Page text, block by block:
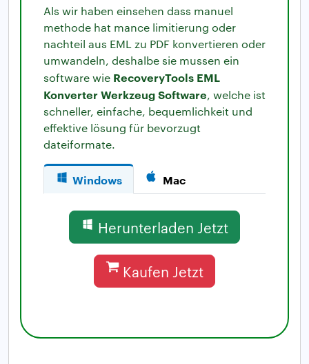
Als wir haben einsehen dass manuel
methode hat mance limitierung oder
nachteil aus EML zu PDF konvertieren oder
umwandeln, deshalbe sie mussen ein
software wie RecoveryTools EML
Konverter Werkzeug Software, welche ist
schneller, einfache, bequemlichkeit und
effektive lösung für bevorzugt
dateiformate.
Windows Mac
Herunterladen Jetzt
Kaufen Jetzt